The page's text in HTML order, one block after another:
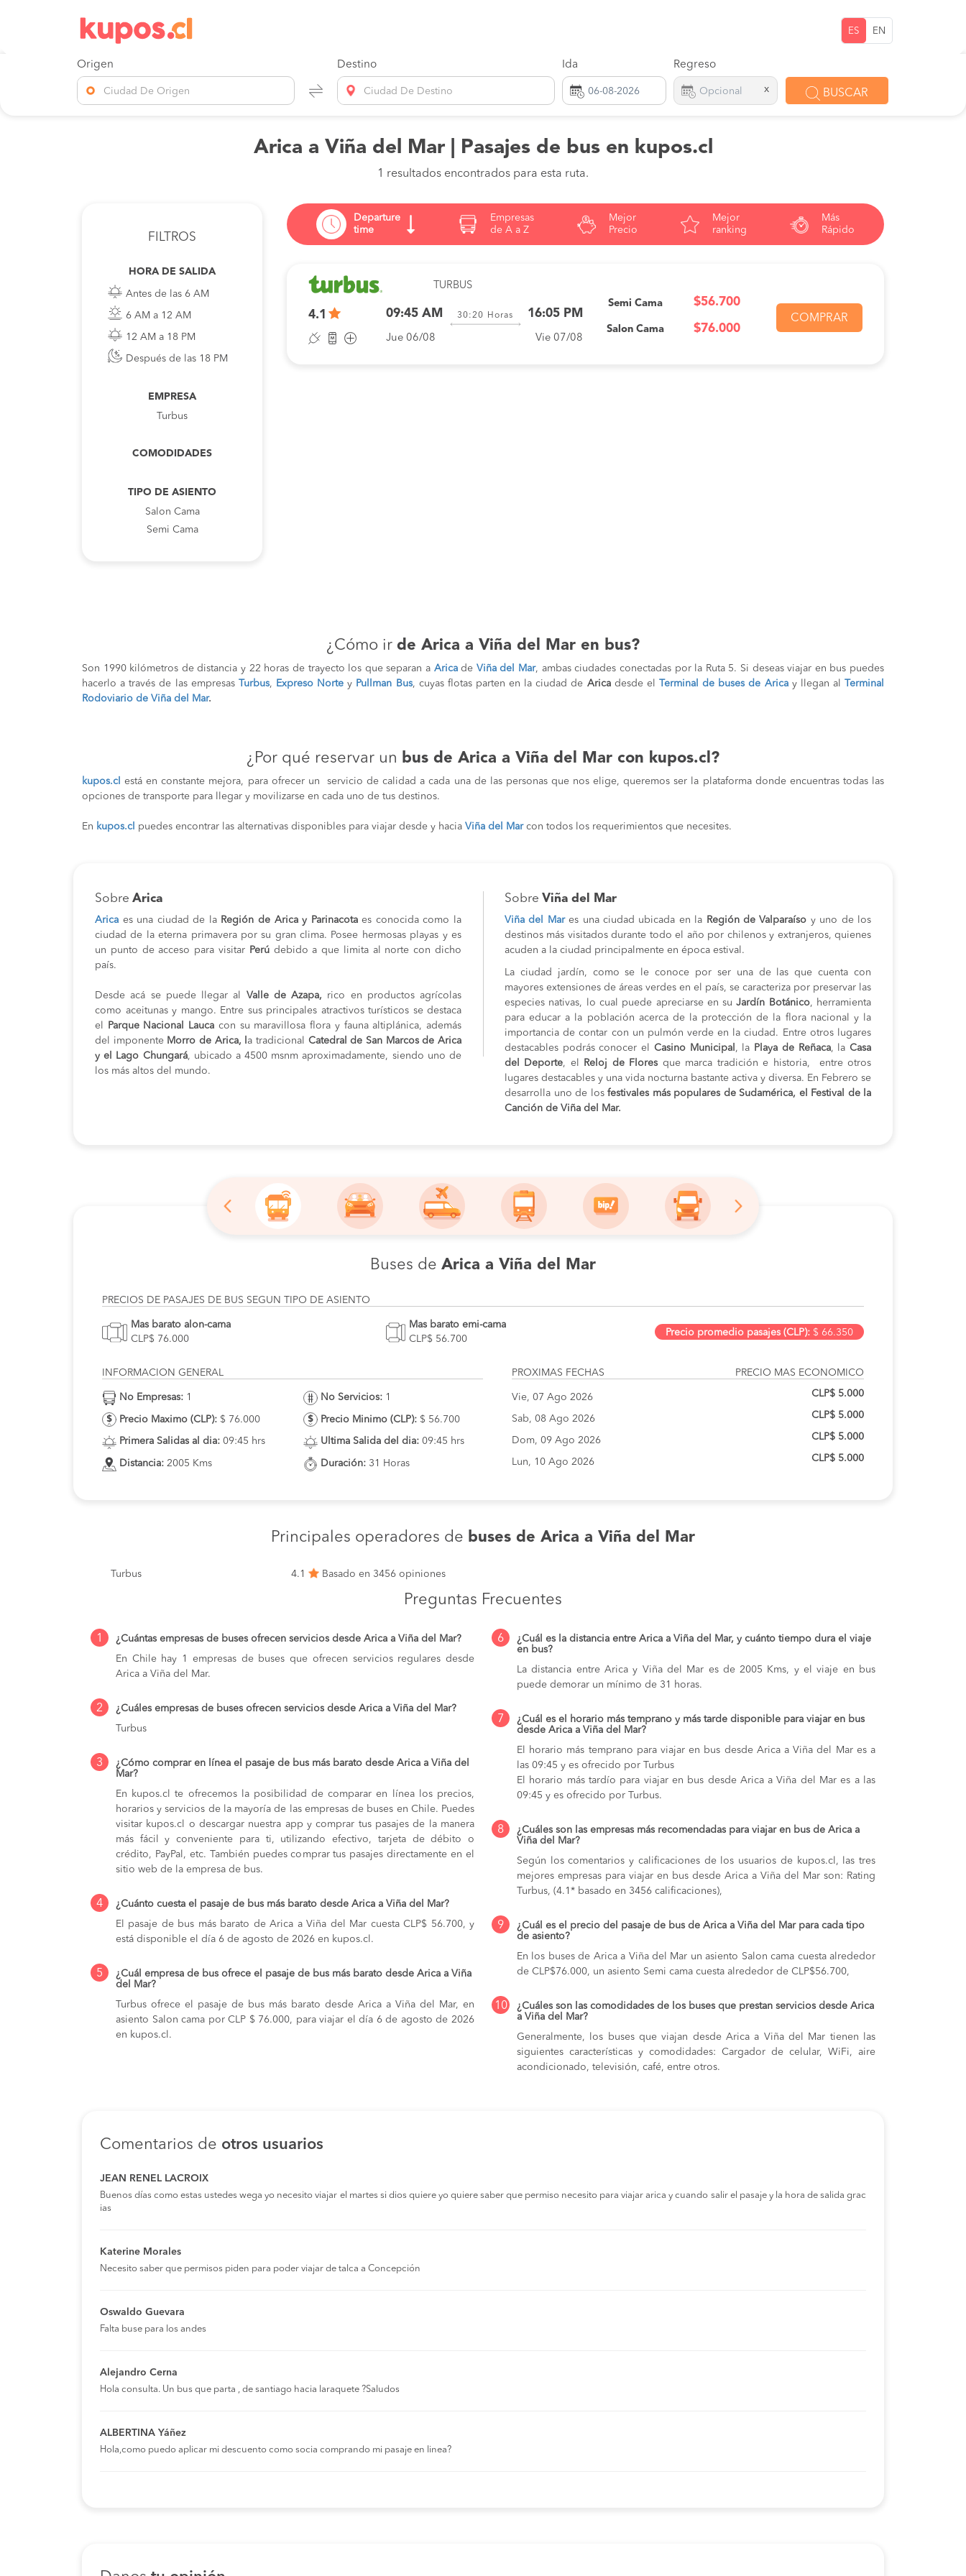
ES EN
Origen
Ciudad De Origen
Destino
Ciudad De Destino
Ida Regreso
x BUSCAR
Arica a Viña del Mar | Pasajes de bus en kupos.cl
1 resultados encontrados para esta ruta.
FILTROS
HORA DE SALIDA
Antes de las 6 AM
6 AM a 12 AM
12 AM a 18 PM
Después de las 18 PM
EMPRESA
Turbus
COMODIDADES
TIPO DE ASIENTO
Salon Cama
Semi Cama
Departure
time
Empresas
de A a Z
Mejor
Precio
Mejor
ranking
Más
Rápido
TURBUS
4.1 09:45 AM 30:20 Horas 16:05 PM
Jue 06/08 Vie 07/08
Semi Cama
Salon Cama
$56.700
$76.000
COMPRAR
¿Cómo ir de Arica a Viña del Mar en bus?
Son 1990 kilómetros de distancia y 22 horas de trayecto los que separan a Aricade Viña del Mar, ambas ciudades conectadas por la Ruta 5. Si deseas viajar en bus puedes
hacerlo a través de las empresas
Turbus, Expreso Norte y Pullman Bus, cuyas flotas parten en la ciudad de Arica desde el Terminal de buses de Aricay llegan al
Terminal
Rodoviario de Viña del Mar.
¿Por qué reservar un bus de Arica a Viña del Mar con kupos.cl?
kupos.cl está en constante mejora, para ofrecer un servicio de calidad a cada una de las personas que nos elige, queremos ser la plataforma donde encuentras todas las
opciones de transporte para llegar y movilizarse en cada uno de tus destinos.
En kupos.cl puedes encontrar las alternativas disponibles para viajar desde y hacia Viña del Mar con todos los requerimientos que necesites.
Sobre Arica
Arica es una ciudad de la Región de Arica y Parinacotaes conocida como la
ciudad de la eterna primavera por su gran clima. Posee hermosas playas y es
un punto de acceso para visitarPerúdebido a que limita al norte con dicho
país.
Desde acá se puede llegar al Valle de Azapa, rico en productos agrícolas
como aceitunas y mango. Entre sus principales atractivos turísticos se destaca
el
Parque Nacional Lauca con su maravillosa flora y fauna altiplánica, además
del imponenteMorro de Arica, la tradicional Catedral de San Marcos de Arica
y el Lago Chungará, ubicado a 4500 msnm aproximadamente, siendo uno de
los más altos del mundo.
Sobre Viña del Mar
Viña del Mares una ciudad ubicada en la Región de Valparaíso y uno de los
destinos más visitados durante todo el año por chilenos y extranjeros, quienes
acuden a la ciudad principalmente en época estival.
La ciudad jardín, como se le conoce por ser una de las que cuenta con
mayores extensiones de áreas verdes en el país, se caracteriza por preservar las
especies nativas, lo cual puede apreciarse en suJardín Botánico, herramienta
para educar a la población acerca de la protección de la flora nacional y la
importancia de contar con un pulmón verde en la ciudad. Entre otros lugares
destacables podrás conocer el Casino Municipal , la Playa de Reñaca, laCasa
del Deporte, el Reloj de Flores que marca tradición e historia, entre otros
lugares destacables y una vida nocturna bastante activa y diversa. En Febrero se
desarrolla uno de losfestivales más populares de Sudamérica, el Festival de la
Canción de Viña del Mar.
Buses de Arica a Viña del Mar
PRECIOS DE PASAJES DE BUS SEGUN TIPO DE ASIENTO
Mas barato alon-cama
CLP$ 76.000
Mas barato emi-cama
CLP$ 56.700
Precio promedio pasajes (CLP): $ 66.350
INFORMACION GENERAL
No Empresas: 1
Precio Maximo (CLP): $ 76.000
Primera Salidas al dia: 09:45 hrs
Distancia: 2005 Kms
No Servicios: 1
Precio Minimo (CLP): $ 56.700
Ultima Salida del dia: 09:45 hrs
Duración: 31 Horas
PROXIMAS FECHAS PRECIO MAS ECONOMICO
Vie, 07 Ago 2026
Sab, 08 Ago 2026
Dom, 09 Ago 2026
Lun, 10 Ago 2026
CLP$ 5.000
CLP$ 5.000
CLP$ 5.000
CLP$ 5.000
Principales operadores de buses de Arica a Viña del Mar
Turbus 4.1 Basado en 3456 opiniones
Preguntas Frecuentes
1
¿Cuántas empresas de buses ofrecen servicios desde Arica a Viña del Mar?
En Chile hay 1 empresas de buses que ofrecen servicios regulares desde
Arica a Viña del Mar.
2
¿Cuáles empresas de buses ofrecen servicios desde Arica a Viña del Mar?
Turbus
3
¿Cómo comprar en línea el pasaje de bus más barato desde Arica a Viña del
Mar?
En kupos.cl te ofrecemos la posibilidad de comparar en línea los precios,
horarios y servicios de la mayoría de las empresas de buses en Chile. Puedes
visitar kupos.cl o descargar nuestra app y comprar tus pasajes de la manera
más fácil y conveniente para ti, utilizando efectivo, tarjeta de débito o
crédito, PayPal, etc. También puedes comprar tus pasajes directamente en el
sitio web de la empresa de bus.
4
¿Cuánto cuesta el pasaje de bus más barato desde Arica a Viña del Mar?
El pasaje de bus más barato de Arica a Viña del Mar cuesta CLP$ 56.700, y
está disponible el día 6 de agosto de 2026 en kupos.cl.
5
¿Cuál empresa de bus ofrece el pasaje de bus más barato desde Arica a Viña
del Mar?
Turbus ofrece el pasaje de bus más barato desde Arica a Viña del Mar, en
asiento Salon cama por CLP $ 76.000, para viajar el día 6 de agosto de 2026
en kupos.cl.
6
¿Cuál es la distancia entre Arica a Viña del Mar, y cuánto tiempo dura el viaje
en bus?
La distancia entre Arica y Viña del Mar es de 2005 Kms, y el viaje en bus
puede demorar un mínimo de 31 horas.
7
¿Cuál es el horario más temprano y más tarde disponible para viajar en bus
desde Arica a Viña del Mar?
El horario más temprano para viajar en bus desde Arica a Viña del Mar es a
las 09:45 y es ofrecido por Turbus
El horario más tardío para viajar en bus desde Arica a Viña del Mar es a las
09:45 y es ofrecido por Turbus.
8
¿Cuáles son las empresas más recomendadas para viajar en bus de Arica a
Viña del Mar?
Según los comentarios y calificaciones de los usuarios de kupos.cl, las tres
mejores empresas para viajar en bus desde Arica a Viña del Mar son: Rating
Turbus, (4.1* basado en 3456 calificaciones),
9
¿Cuál es el precio del pasaje de bus de Arica a Viña del Mar para cada tipo
de asiento?
En los buses de Arica a Viña del Mar un asiento Salon cama cuesta alrededor
de CLP$76.000, un asiento Semi cama cuesta alrededor de CLP$56.700,
10
¿Cuáles son las comodidades de los buses que prestan servicios desde Arica
a Viña del Mar?
Generalmente, los buses que viajan desde Arica a Viña del Mar tienen las
siguientes características y comodidades: Cargador de celular, WiFi, aire
acondicionado, televisión, café, entre otros.
Comentarios de otros usuarios
JEAN RENEL LACROIX
Buenos días como estas ustedes wega yo necesito viajar el martes si dios quiere yo quiere saber que permiso necesito para viajar arica y cuando salir el pasaje y la hora de salida grac
ias
Katerine Morales
Necesito saber que permisos piden para poder viajar de talca a Concepción
Oswaldo Guevara
Falta buse para los andes
Alejandro Cerna
Hola consulta. Un bus que parta , de santiago hacia laraquete ?Saludos
ALBERTINA Yáñez
Hola,como puedo aplicar mi descuento como socia comprando mi pasaje en linea?